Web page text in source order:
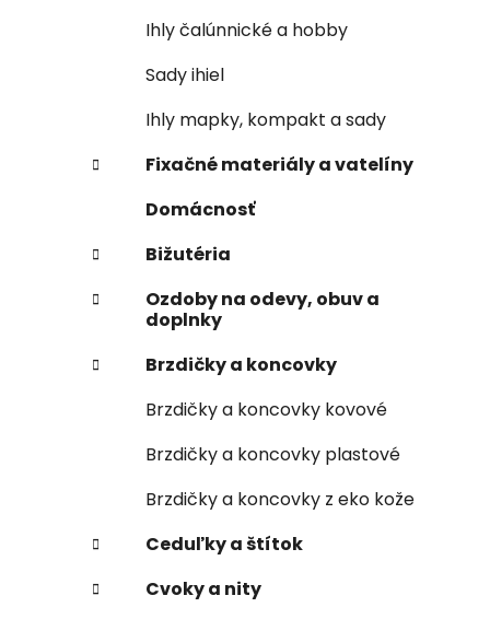
Ihly čalúnnické a hobby
Sady ihiel
Ihly mapky, kompakt a sady
Fixačné materiály a vatelíny
Domácnosť
Bižutéria
Ozdoby na odevy, obuv a
doplnky
Brzdičky a koncovky
Brzdičky a koncovky kovové
Brzdičky a koncovky plastové
Brzdičky a koncovky z eko kože
Ceduľky a štítok
Cvoky a nity